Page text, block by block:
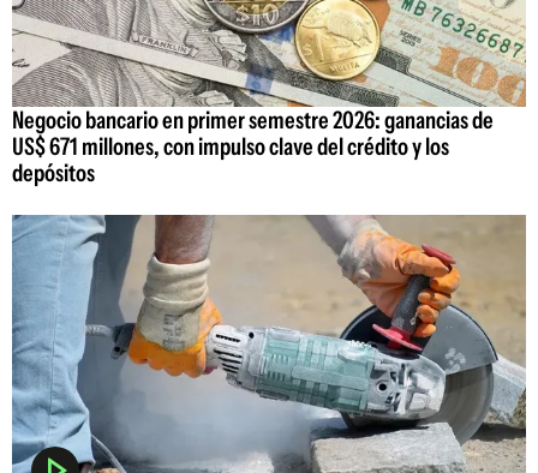
Negocio bancario en primer semestre 2026: ganancias de
US$ 671 millones, con impulso clave del crédito y los
depósitos